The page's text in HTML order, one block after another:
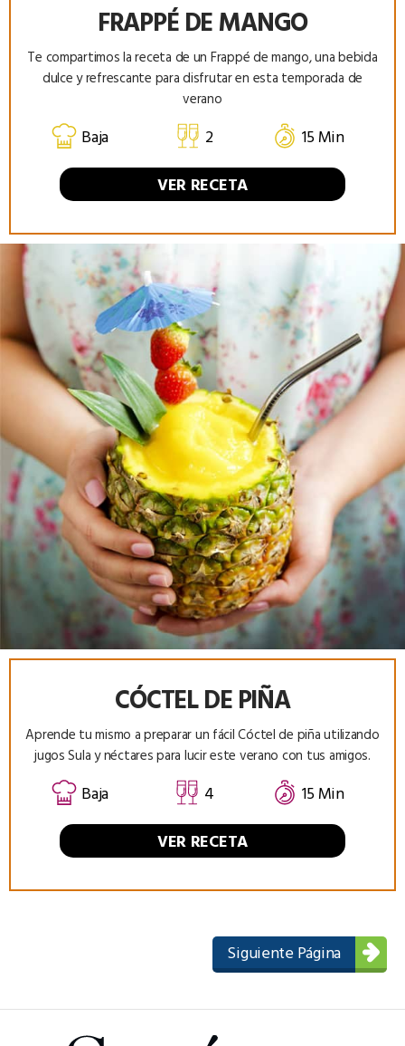
FRAPPÉ DE MANGO
Te compartimos la receta de un Frappé de mango, una bebida
dulce y refrescante para disfrutar en esta temporada de
verano
Baja 2
15 Min
VER RECETA
CÓCTEL DE PIÑA
Aprende tu mismo a preparar un fácil Cóctel de piña utilizando
jugos Sula y néctares para lucir este verano con tus amigos.
Baja 4
15 Min
VER RECETA
Siguiente Página